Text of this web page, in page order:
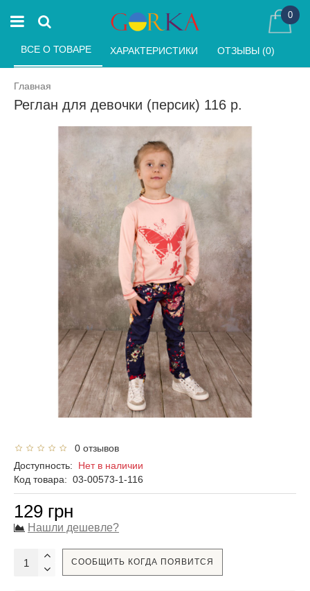
0
Главная
Реглан для девочки (персик) 116 р.
ВСЕ О ТОВАРЕ ХАРАКТЕРИСТИКИ ОТЗЫВЫ (0)
0 отзывов
Доступность: Нет в наличии
Код товара: 03-00573-1-116
129 грн
Нашли дешевле?
СООБЩИТЬ КОГДА ПОЯВИТСЯ